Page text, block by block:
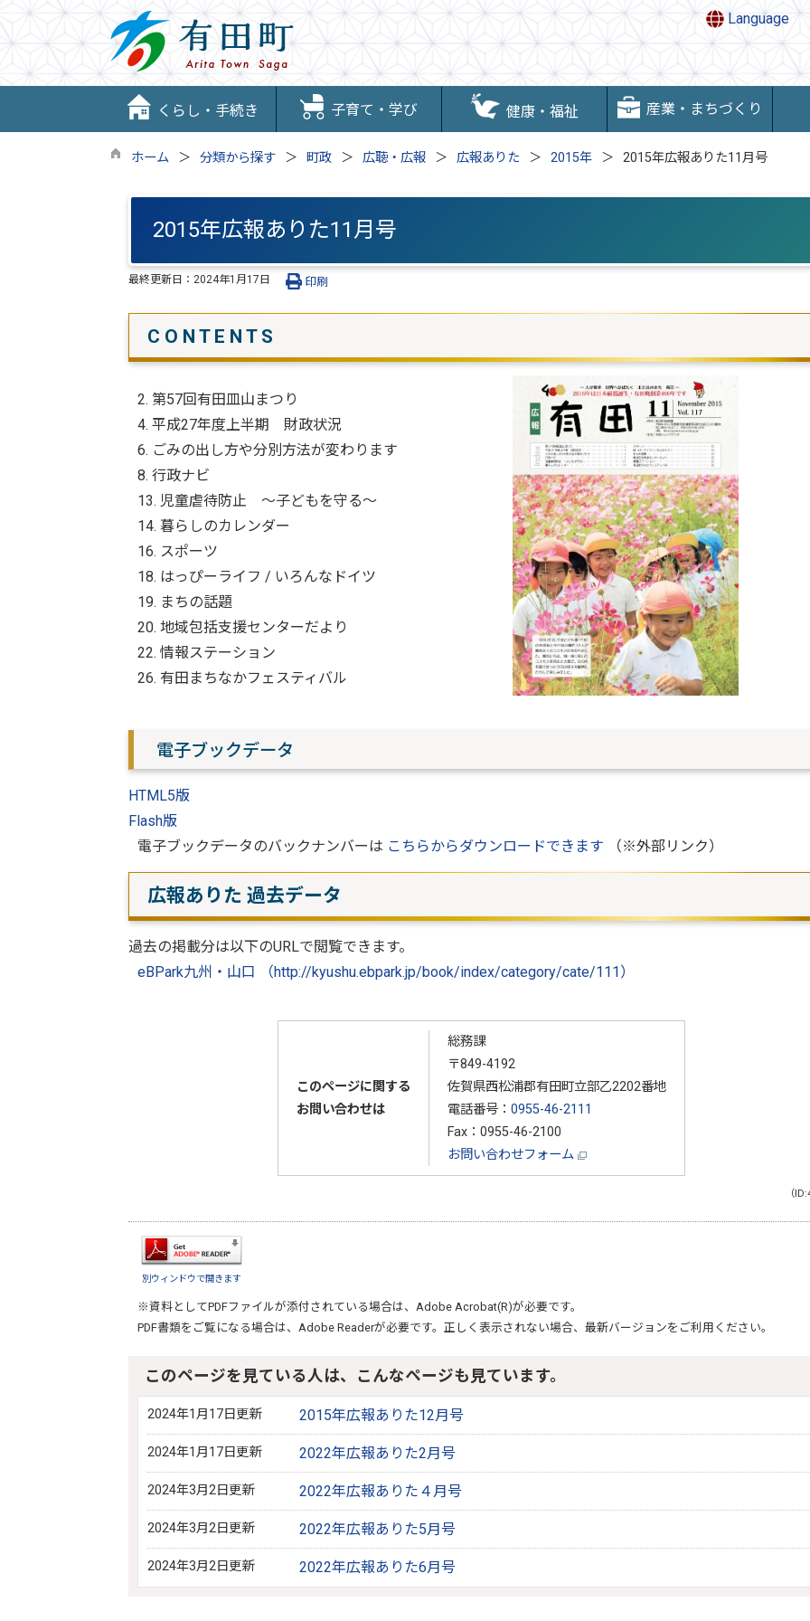
Language
くらし・手続き 子育て・学び 健康・福祉 産業・まちづくり
ホーム 分類から探す 町政 広聴・広報 広報ありた 2015年 2015年広報ありた11月号
2015年広報ありた11月号
最終更新日： 2024年1月17日 印刷
C O N T E N T S
2. 第57回有田皿山まつり
4. 平成27年度上半期 財政状況
6. ごみの出し方や分別方法が変わります
8. 行政ナビ
13. 児童虐待防止 ～子どもを守る～
14. 暮らしのカレンダー
16. スポーツ
18. はっぴーライフ / いろんなドイツ
19. まちの話題
20. 地域包括支援センターだより
22. 情報ステーション
26. 有田まちなかフェスティバル
電子ブックデータ
HTML5版
Flash版
電子ブックデータのバックナンバーは こちらからダウンロードできます （※外部リンク）
広報ありた 過去データ
過去の掲載分は以下のURLで閲覧できます。
eBPark九州・山口 （http://kyushu.ebpark.jp/book/index/category/cate/111）
このページに関する
お問い合わせは
総務課
〒849-4192
佐賀県西松浦郡有田町立部乙2202番地
電話番号： 0955-46-2111
Fax：0955-46-2100
お問い合わせフォーム
（
別ウィンドウで開きます
※資料としてPDFファイルが添付されている場合は、 Adobe Acrobat(R)が必要です。
PDF書類をご覧になる場合は、 Adobe Readerが必要です。正しく表示されない場合、最新バージョンをご利用ください。
このページを見ている人は、こんなページも見ています。
2024年1月17日更新 2015年広報ありた12月号
2024年1月17日更新 2022年広報ありた2月号
2024年3月2日更新 2022年広報ありた４月号
2024年3月2日更新 2022年広報ありた5月号
2024年3月2日更新 2022年広報ありた6月号